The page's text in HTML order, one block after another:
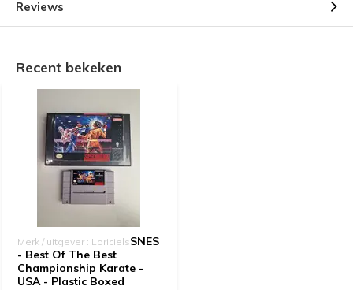
Reviews
Recent bekeken
Merk / uitgever : LoricielsSNES
- Best Of The Best
Championship Karate -
USA - Plastic Boxed